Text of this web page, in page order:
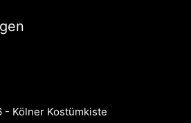
- Kölner Kostümkiste